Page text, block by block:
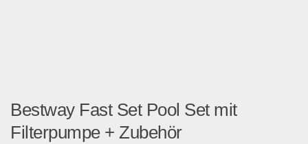
Bestway Fast Set Pool Set mit
Filterpumpe + Zubehör